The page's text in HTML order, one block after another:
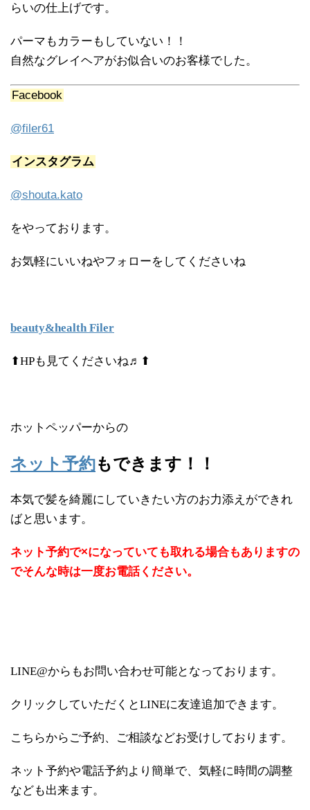
らいの仕上げです。
パーマもカラーもしていない！！
自然なグレイヘアがお似合いのお客様でした。
Facebook
@filer61
インスタグラム
@shouta.kato
をやっております。
お気軽にいいねやフォローをしてくださいね
beauty&health Filer
⬆HPも見てくださいね♬⬆
ホットペッパーからの
ネット予約もできます！！
本気で髪を綺麗にしていきたい方のお力添えができれ
ばと思います。
ネット予約で×になっていても取れる場合もありますの
でそんな時は一度お電話ください。
LINE@からもお問い合わせ可能となっております。
クリックしていただくとLINEに友達追加できます。
こちらからご予約、ご相談などお受けしております。
ネット予約や電話予約より簡単で、気軽に時間の調整
なども出来ます。